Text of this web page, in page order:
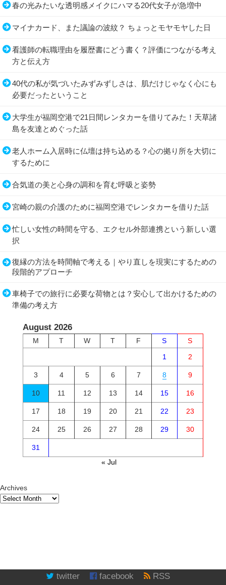
春の光みたいな透明感メイクにハマる20代女子が急増中
マイナカード、また議論の波紋？ ちょっとモヤモヤした日
看護師の転職理由を履歴書にどう書く？評価につながる考え
方と伝え方
40代の私が気づいたみずみずしさは、肌だけじゃなく心にも
必要だったということ
大学生が福岡空港で21日間レンタカーを借りてみた！天草諸
島を友達とめぐった話
老人ホーム入居時に仏壇は持ち込める？心の拠り所を大切に
するために
合気道の美と心身の調和を育む呼吸と姿勢
宮崎の親の介護のために福岡空港でレンタカーを借りた話
忙しい女性の時間を守る、エクセル外部連携という新しい選
択
復縁の方法を時間軸で考える｜やり直しを現実にするための
段階的アプローチ
車椅子での旅行に必要な荷物とは？安心して出かけるための
準備の考え方
August 2026
M T W T F S
S
1
2
3 4 5 6 7 8 9
10 11 12 13 14 15 16
17 18 19 20 21 22 23
24 25 26 27 28 29 30
31
« Jul
Archives
twitter facebook RSS